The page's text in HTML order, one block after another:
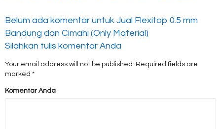
Belum ada komentar untuk Jual Flexitop 0.5 mm
Bandung dan Cimahi (Only Material)
Silahkan tulis komentar Anda
Your email address will not be published. Required fields are
marked *
Komentar Anda